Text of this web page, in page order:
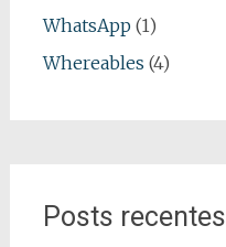
WhatsApp (1)
Whereables (4)
Posts recentes